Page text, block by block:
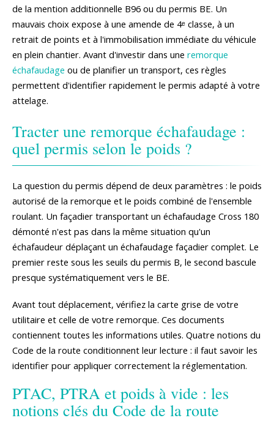
de la mention additionnelle B96 ou du permis BE. Un
mauvais choix expose à une amende de 4ᵉ classe, à un
retrait de points et à l'immobilisation immédiate du véhicule
en plein chantier. Avant d'investir dans une remorque
échafaudage ou de planifier un transport, ces règles
permettent d'identifier rapidement le permis adapté à votre
attelage.
Tracter une remorque échafaudage :
quel permis selon le poids ?
La question du permis dépend de deux paramètres : le poids
autorisé de la remorque et le poids combiné de l'ensemble
roulant. Un façadier transportant un échafaudage Cross 180
démonté n'est pas dans la même situation qu'un
échafaudeur déplaçant un échafaudage façadier complet. Le
premier reste sous les seuils du permis B, le second bascule
presque systématiquement vers le BE.
Avant tout déplacement, vérifiez la carte grise de votre
utilitaire et celle de votre remorque. Ces documents
contiennent toutes les informations utiles. Quatre notions du
Code de la route conditionnent leur lecture : il faut savoir les
identifier pour appliquer correctement la réglementation.
PTAC, PTRA et poids à vide : les
notions clés du Code de la route